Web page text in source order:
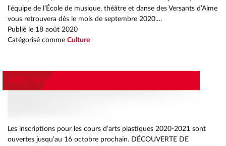
l’équipe de l’École de musique, théâtre et danse des Versants d’Aime
vous retrouvera dès le mois de septembre 2020.…
Publié le 18 août 2020
Catégorisé comme Culture
ARTS PLASTIQUES INSCRIPTIONS 2020-2021
Les inscriptions pour les cours d’arts plastiques 2020-2021 sont
ouvertes jusqu’au 16 octobre prochain. DÉCOUVERTE DE